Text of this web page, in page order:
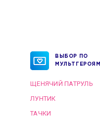
ВЫБОР ПО
МУЛЬТГЕРОЯМ
ЩЕНЯЧИЙ ПАТРУЛЬ
ЛУНТИК
ТАЧКИ